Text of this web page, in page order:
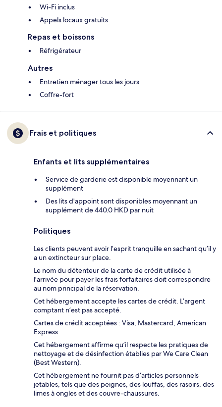
Wi-Fi inclus
Appels locaux gratuits
Repas et boissons
Réfrigérateur
Autres
Entretien ménager tous les jours
Coffre-fort
Frais et politiques
Enfants et lits supplémentaires
Service de garderie est disponible moyennant un
supplément
Des lits d'appoint sont disponibles moyennant un
supplément de 440.0 HKD par nuit
Politiques
Les clients peuvent avoir l’esprit tranquille en sachant qu’il y
a un extincteur sur place.
Le nom du détenteur de la carte de crédit utilisée à
l'arrivée pour payer les frais forfaitaires doit correspondre
au nom principal de la réservation.
Cet hébergement accepte les cartes de crédit. L’argent
comptant n’est pas accepté.
Cartes de crédit acceptées : Visa, Mastercard, American
Express
Cet hébergement affirme qu’il respecte les pratiques de
nettoyage et de désinfection établies par We Care Clean
(Best Western).
Cet hébergement ne fournit pas d’articles personnels
jetables, tels que des peignes, des louffas, des rasoirs, des
limes à ongles et des couvre-chaussures.